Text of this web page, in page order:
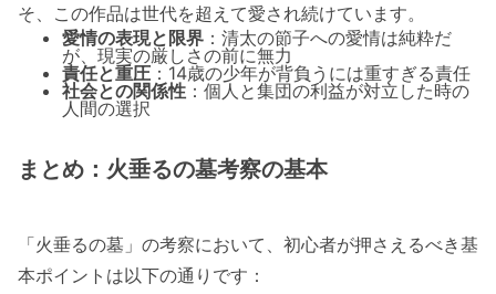
そ、この作品は世代を超えて愛され続けています。
愛情の表現と限界 ：清太の節子への愛情は純粋だ
が、現実の厳しさの前に無力
責任と重圧 ：14歳の少年が背負うには重すぎる責任
社会との関係性 ：個人と集団の利益が対立した時の
人間の選択
まとめ：火垂るの墓考察の基本
「火垂るの墓」の考察において、初心者が押さえるべき基
本ポイントは以下の通りです：